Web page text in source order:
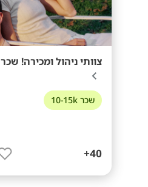
צוותי ניהול ומכירה!
שכר 10-15k
40+